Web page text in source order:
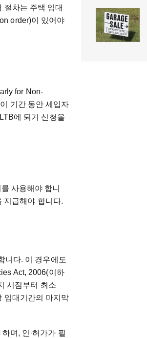
절차는 주택 임대
order)이 있어야
for Non-
기간 동안 세입자
에 퇴거 신청을
사용해야 합니
지급해야 합니다.
니다. 이 경우에도
Act, 2006(이하
시점부터 최소
임대기간의 마지막
며, 인·허가가 필